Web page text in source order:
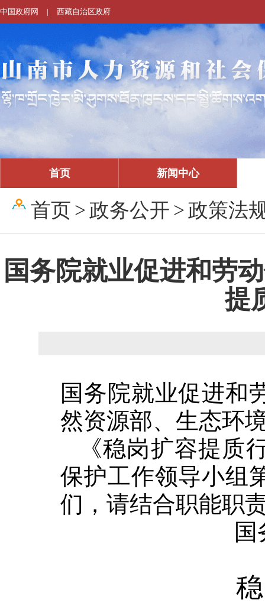
中国政府网 | 西藏自治区政府
首页 新闻中心
首页 > 政务公开 > 政策法
国务院就业促进和劳
提
国务院就业促进和
然资源部、生态环
《稳岗扩容提质
保护工作领导小组
们，请结合职能职